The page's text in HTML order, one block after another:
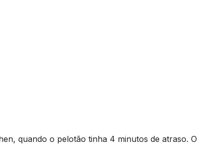
quando o pelotão tinha 4 minutos de atraso. O